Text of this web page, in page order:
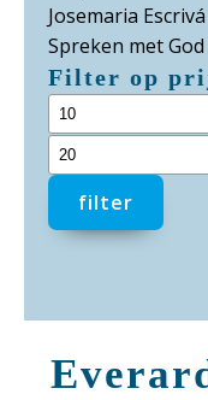
Josemaria
Spreken met God
Filter op
Min.
prijs
Max.
filter